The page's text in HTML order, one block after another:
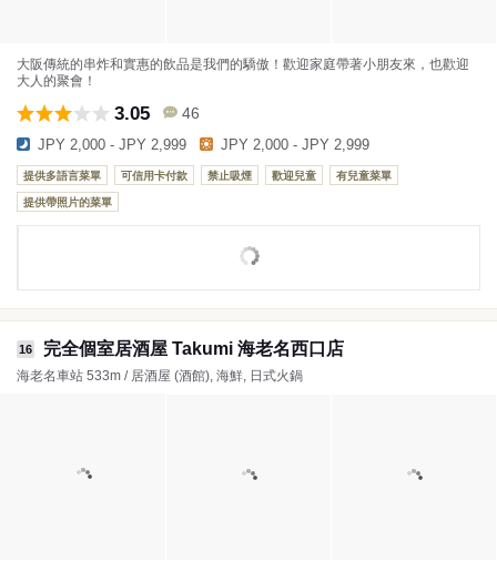
大阪傳統的串炸和實惠的飲品是我們的驕傲！歡迎家庭帶著小朋友來，也歡迎
大人的聚會！
3.05 46
JPY 2,000 - JPY 2,999 JPY 2,000 - JPY 2,999
提供多語言菜單 可信用卡付款 禁止吸煙 歡迎兒童 有兒童菜單
提供帶照片的菜單
16 完全個室居酒屋 Takumi 海老名西口店
海老名車站 533m / 居酒屋 (酒館), 海鮮, 日式火鍋